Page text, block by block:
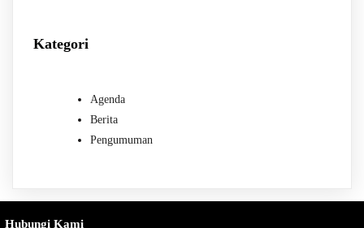
Kategori
Agenda
Berita
Pengumuman
Hubungi Kami